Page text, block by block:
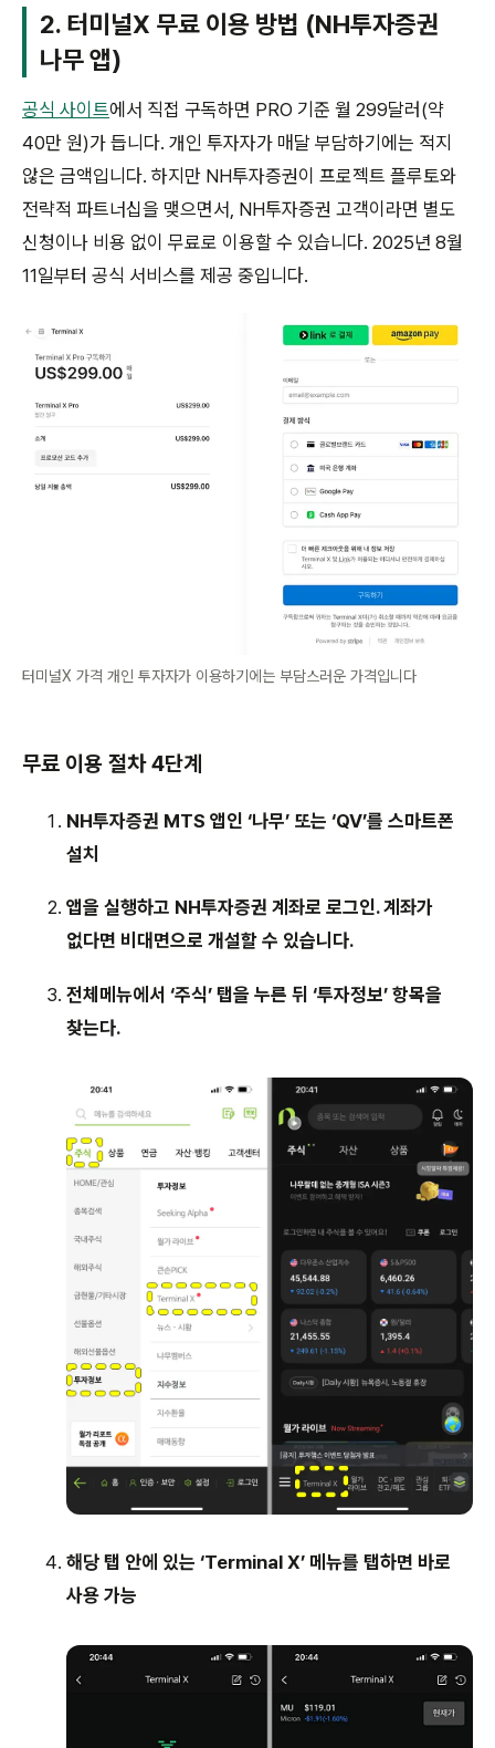
2. 터미널X 무료 이용 방법 (NH투자증권
나무 앱)
공식 사이트에서 직접 구독하면 PRO 기준 월 299달러(약
40만 원)가 듭니다. 개인 투자자가 매달 부담하기에는 적지
않은 금액입니다. 하지만 NH투자증권이 프로젝트 플루토와
전략적 파트너십을 맺으면서, NH투자증권 고객이라면 별도
신청이나 비용 없이 무료로 이용할 수 있습니다. 2025년 8월
11일부터 공식 서비스를 제공 중입니다.
터미널X 가격 개인 투자자가 이용하기에는 부담스러운 가격입니다
무료 이용 절차 4단계
NH투자증권 MTS 앱인 ‘나무’ 또는 ‘QV’를 스마트폰
설치
앱을 실행하고 NH투자증권 계좌로 로그인. 계좌가
없다면 비대면으로 개설할 수 있습니다.
전체메뉴에서 ‘주식’ 탭을 누른 뒤 ‘투자정보’ 항목을
찾는다.
해당 탭 안에 있는 ‘Terminal X’ 메뉴를 탭하면 바로
사용 가능